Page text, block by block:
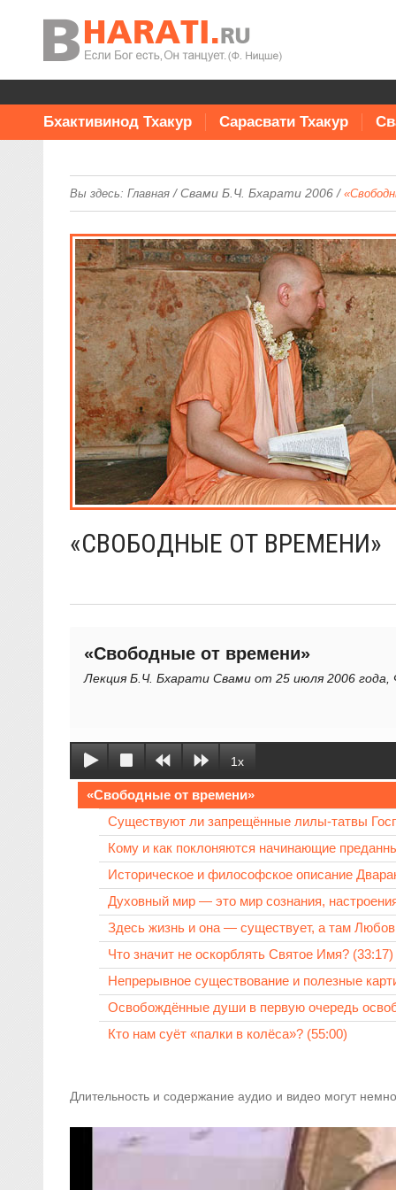
Бхактивинод Тхакур Сарасвати Тхакур
Вы здесь: Главная/Свами Б.Ч. Бхарати 2006/
«СВОБОДНЫЕ ОТ ВРЕМЕНИ»
«Свободные от времени»
Лекция Б.Ч. Бхарати Свами от 25 июля 2006
1x
«Свободные от времени»
Существуют ли запрещённые лилы-татвы
Кому и как поклоняются начинающие
Историческое и философское описание
Духовный мир — это мир сознания,
Здесь жизнь и она — существует, а там
Что значит не оскорблять Святое Имя? (33:17)
Непрерывное существование и полезные
Освобождённые души в первую очередь
Кто нам суёт «палки в колёса»? (55:00)
Длительность и содержание аудио и видео могут